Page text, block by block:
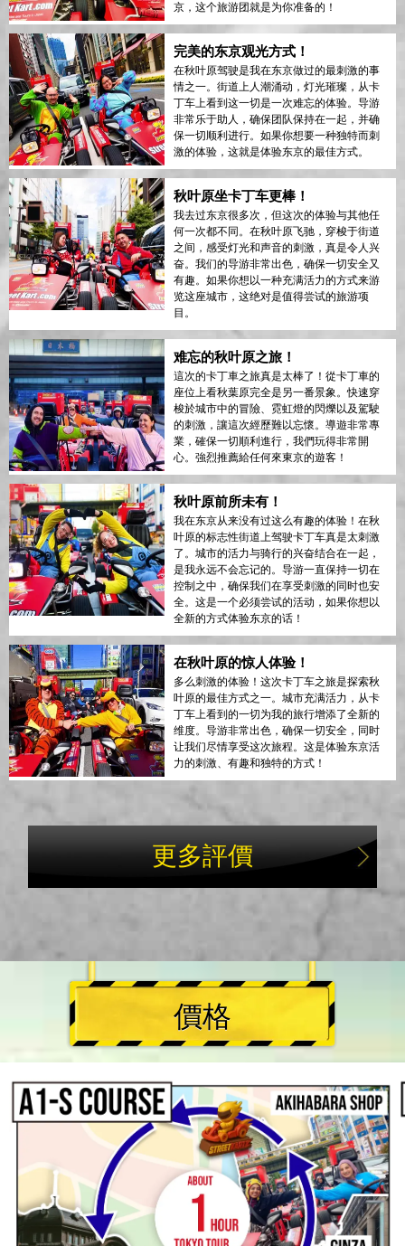
京，这个旅游团就是为你准备的！
完美的东京观光方式！
在秋叶原驾驶是我在东京做过的最刺激的事
情之一。街道上人潮涌动，灯光璀璨，从卡
丁车上看到这一切是一次难忘的体验。导游
非常乐于助人，确保团队保持在一起，并确
保一切顺利进行。如果你想要一种独特而刺
激的体验，这就是体验东京的最佳方式。
秋叶原坐卡丁车更棒！
我去过东京很多次，但这次的体验与其他任
何一次都不同。在秋叶原飞驰，穿梭于街道
之间，感受灯光和声音的刺激，真是令人兴
奋。我们的导游非常出色，确保一切安全又
有趣。如果你想以一种充满活力的方式来游
览这座城市，这绝对是值得尝试的旅游项
目。
难忘的秋叶原之旅！
這次的卡丁車之旅真是太棒了！從卡丁車的
座位上看秋葉原完全是另一番景象。快速穿
梭於城市中的冒險、霓虹燈的閃爍以及駕駛
的刺激，讓這次經歷難以忘懷。導遊非常專
業，確保一切順利進行，我們玩得非常開
心。強烈推薦給任何來東京的遊客！
秋叶原前所未有！
我在东京从来没有过这么有趣的体验！在秋
叶原的标志性街道上驾驶卡丁车真是太刺激
了。城市的活力与骑行的兴奋结合在一起，
是我永远不会忘记的。导游一直保持一切在
控制之中，确保我们在享受刺激的同时也安
全。这是一个必须尝试的活动，如果你想以
全新的方式体验东京的话！
在秋叶原的惊人体验！
多么刺激的体验！这次卡丁车之旅是探索秋
叶原的最佳方式之一。城市充满活力，从卡
丁车上看到的一切为我的旅行增添了全新的
维度。导游非常出色，确保一切安全，同时
让我们尽情享受这次旅程。这是体验东京活
力的刺激、有趣和独特的方式！
更多評價
價格